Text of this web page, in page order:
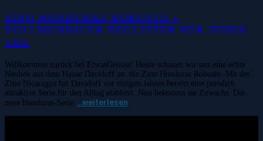
ZINO HONDURAS ROBUSTO –
VOLLMUNDIGER BEGLEITER FÜR JEDEN
TAG
Willkommen zurück bei EtwasGenuss! Heute schauen wir uns eine echte
Neuheit aus dem Hause Davidoff an: die Zino Honduras Robusto. Mit der
Zino Nicaragua hat Davidoff vor einigen Jahren bereits eine preislich
attraktive Serie für den Alltag etabliert. Nun bekommt sie Zuwachs. Die
neue Honduras-Serie …weiterlesen